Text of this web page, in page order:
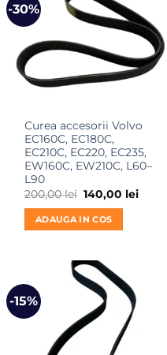
-30%
Curea accesorii Volvo
EC160C, EC180C,
EC210C, EC220, EC235,
EW160C, EW210C, L60–
L90
200,00lei Prețul
inițial
a
fost:
200,00 lei.
140,00 leiPrețul
ADAUGA IN COS
-15%